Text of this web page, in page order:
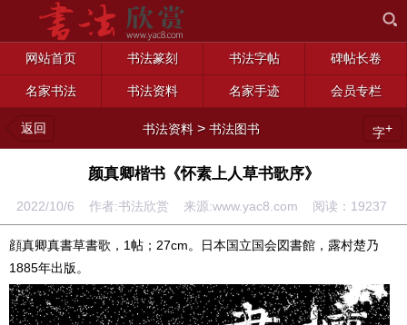
网站首页 书法篆刻 书法字帖 碑帖长卷
名家书法 书法资料 名家手迹 会员专栏
返回 书法资料 >书法图书 字+
颜真卿楷书《怀素上人草书歌序》
2022/10/6 作者:书法欣赏 来源:www.yac8.com 阅读： 19237
顔真卿真書草書歌，1帖；27cm。日本国立国会図書館，露村楚乃
1885年出版。